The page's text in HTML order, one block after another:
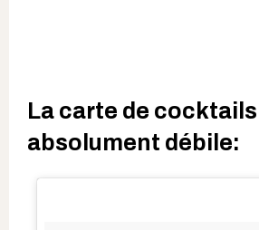
La carte de
absolument débile: